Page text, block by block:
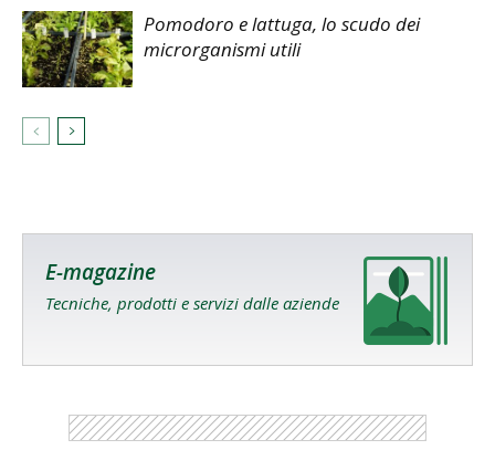
Pomodoro e lattuga, lo scudo dei
microrganismi utili
E-magazine
Tecniche, prodotti e servizi dalle aziende